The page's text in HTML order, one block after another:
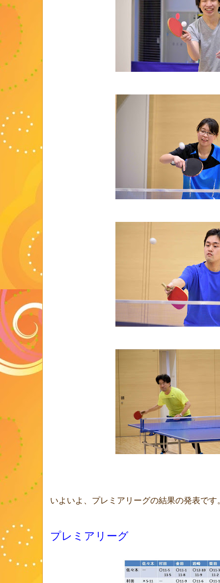
いよいよ、プレミアリーグの結果の発表です
プレミアリーグ